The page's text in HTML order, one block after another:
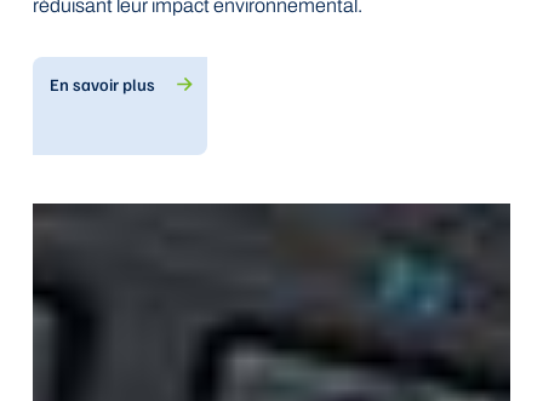
réduisant leur impact environnemental.
En savoir plus